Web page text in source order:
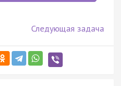
Следующая задача